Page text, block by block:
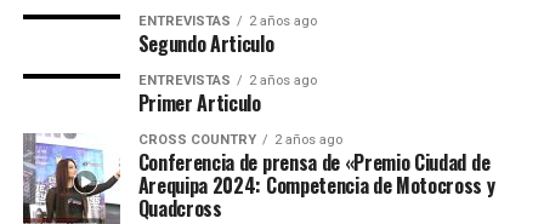
ENTREVISTAS 2 años ago
Segundo Articulo
ENTREVISTAS 2 años ago
Primer Articulo
CROSS COUNTRY 2 años ago
Conferencia de prensa de «Premio Ciudad de
Arequipa 2024: Competencia de Motocross y
Quadcross